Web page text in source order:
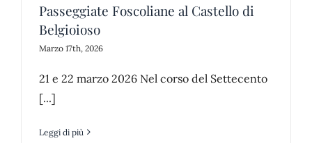
Passeggiate Foscoliane al Castello di
Belgioioso
Marzo 17th, 2026
21 e 22 marzo 2026 Nel corso del Settecento
[...]
Leggi di più